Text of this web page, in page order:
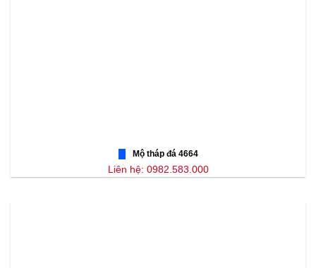
Mộ tháp đá 4664
Liên hệ: 0982.583.000